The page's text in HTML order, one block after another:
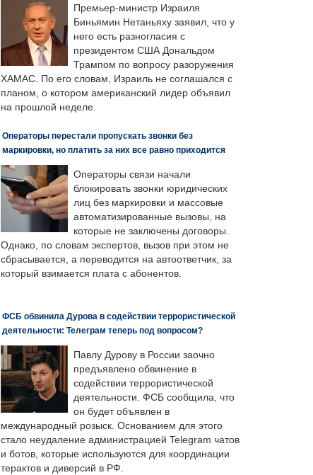
Премьер-министр Израиля
Биньямин Нетаньяху заявил, что у
него есть разногласия с
президентом США Дональдом
Трампом по вопросу разоружения
ХАМАС. По его словам, Израиль не соглашался с
планом, о котором американский лидер объявил
на прошлой неделе.
Операторы перестали пропускать звонки без
маркировки, но платить за них все равно приходится
Операторы связи начали
блокировать звонки юридических
лиц без маркировки и массовые
автоматизированные вызовы, на
которые не заключены договоры.
Однако, по словам экспертов, вызов при этом не
сбрасывается, а переводится на автоответчик, за
который взимается плата с абонентов.
ФСБ обвинила Дурова в содействии террористической
деятельности: Телеграм теперь под вопросом?
Павлу Дурову в России заочно
предъявлено обвинение в
содействии террористической
деятельности. ФСБ сообщила, что
он будет объявлен в
международный розыск. Основанием для этого
стало неудаление администрацией Telegram чатов
и ботов, которые используются для координации
терактов и диверсий в РФ.